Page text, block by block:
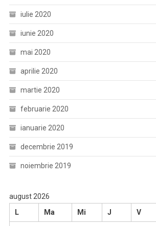
iulie 2020
iunie 2020
mai 2020
aprilie 2020
martie 2020
februarie 2020
ianuarie 2020
decembrie 2019
noiembrie 2019
august 2026
L
Ma Mi J V